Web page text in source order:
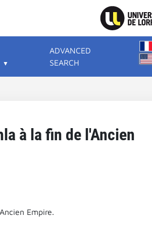
ADVANCED
SEARCH
à la fin de l'Ancien
Empire.